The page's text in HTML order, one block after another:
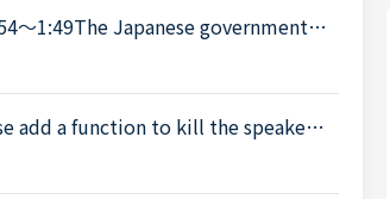
and smaller businesses hit
add a function to kill the speaker
speaker while tutors can not be h